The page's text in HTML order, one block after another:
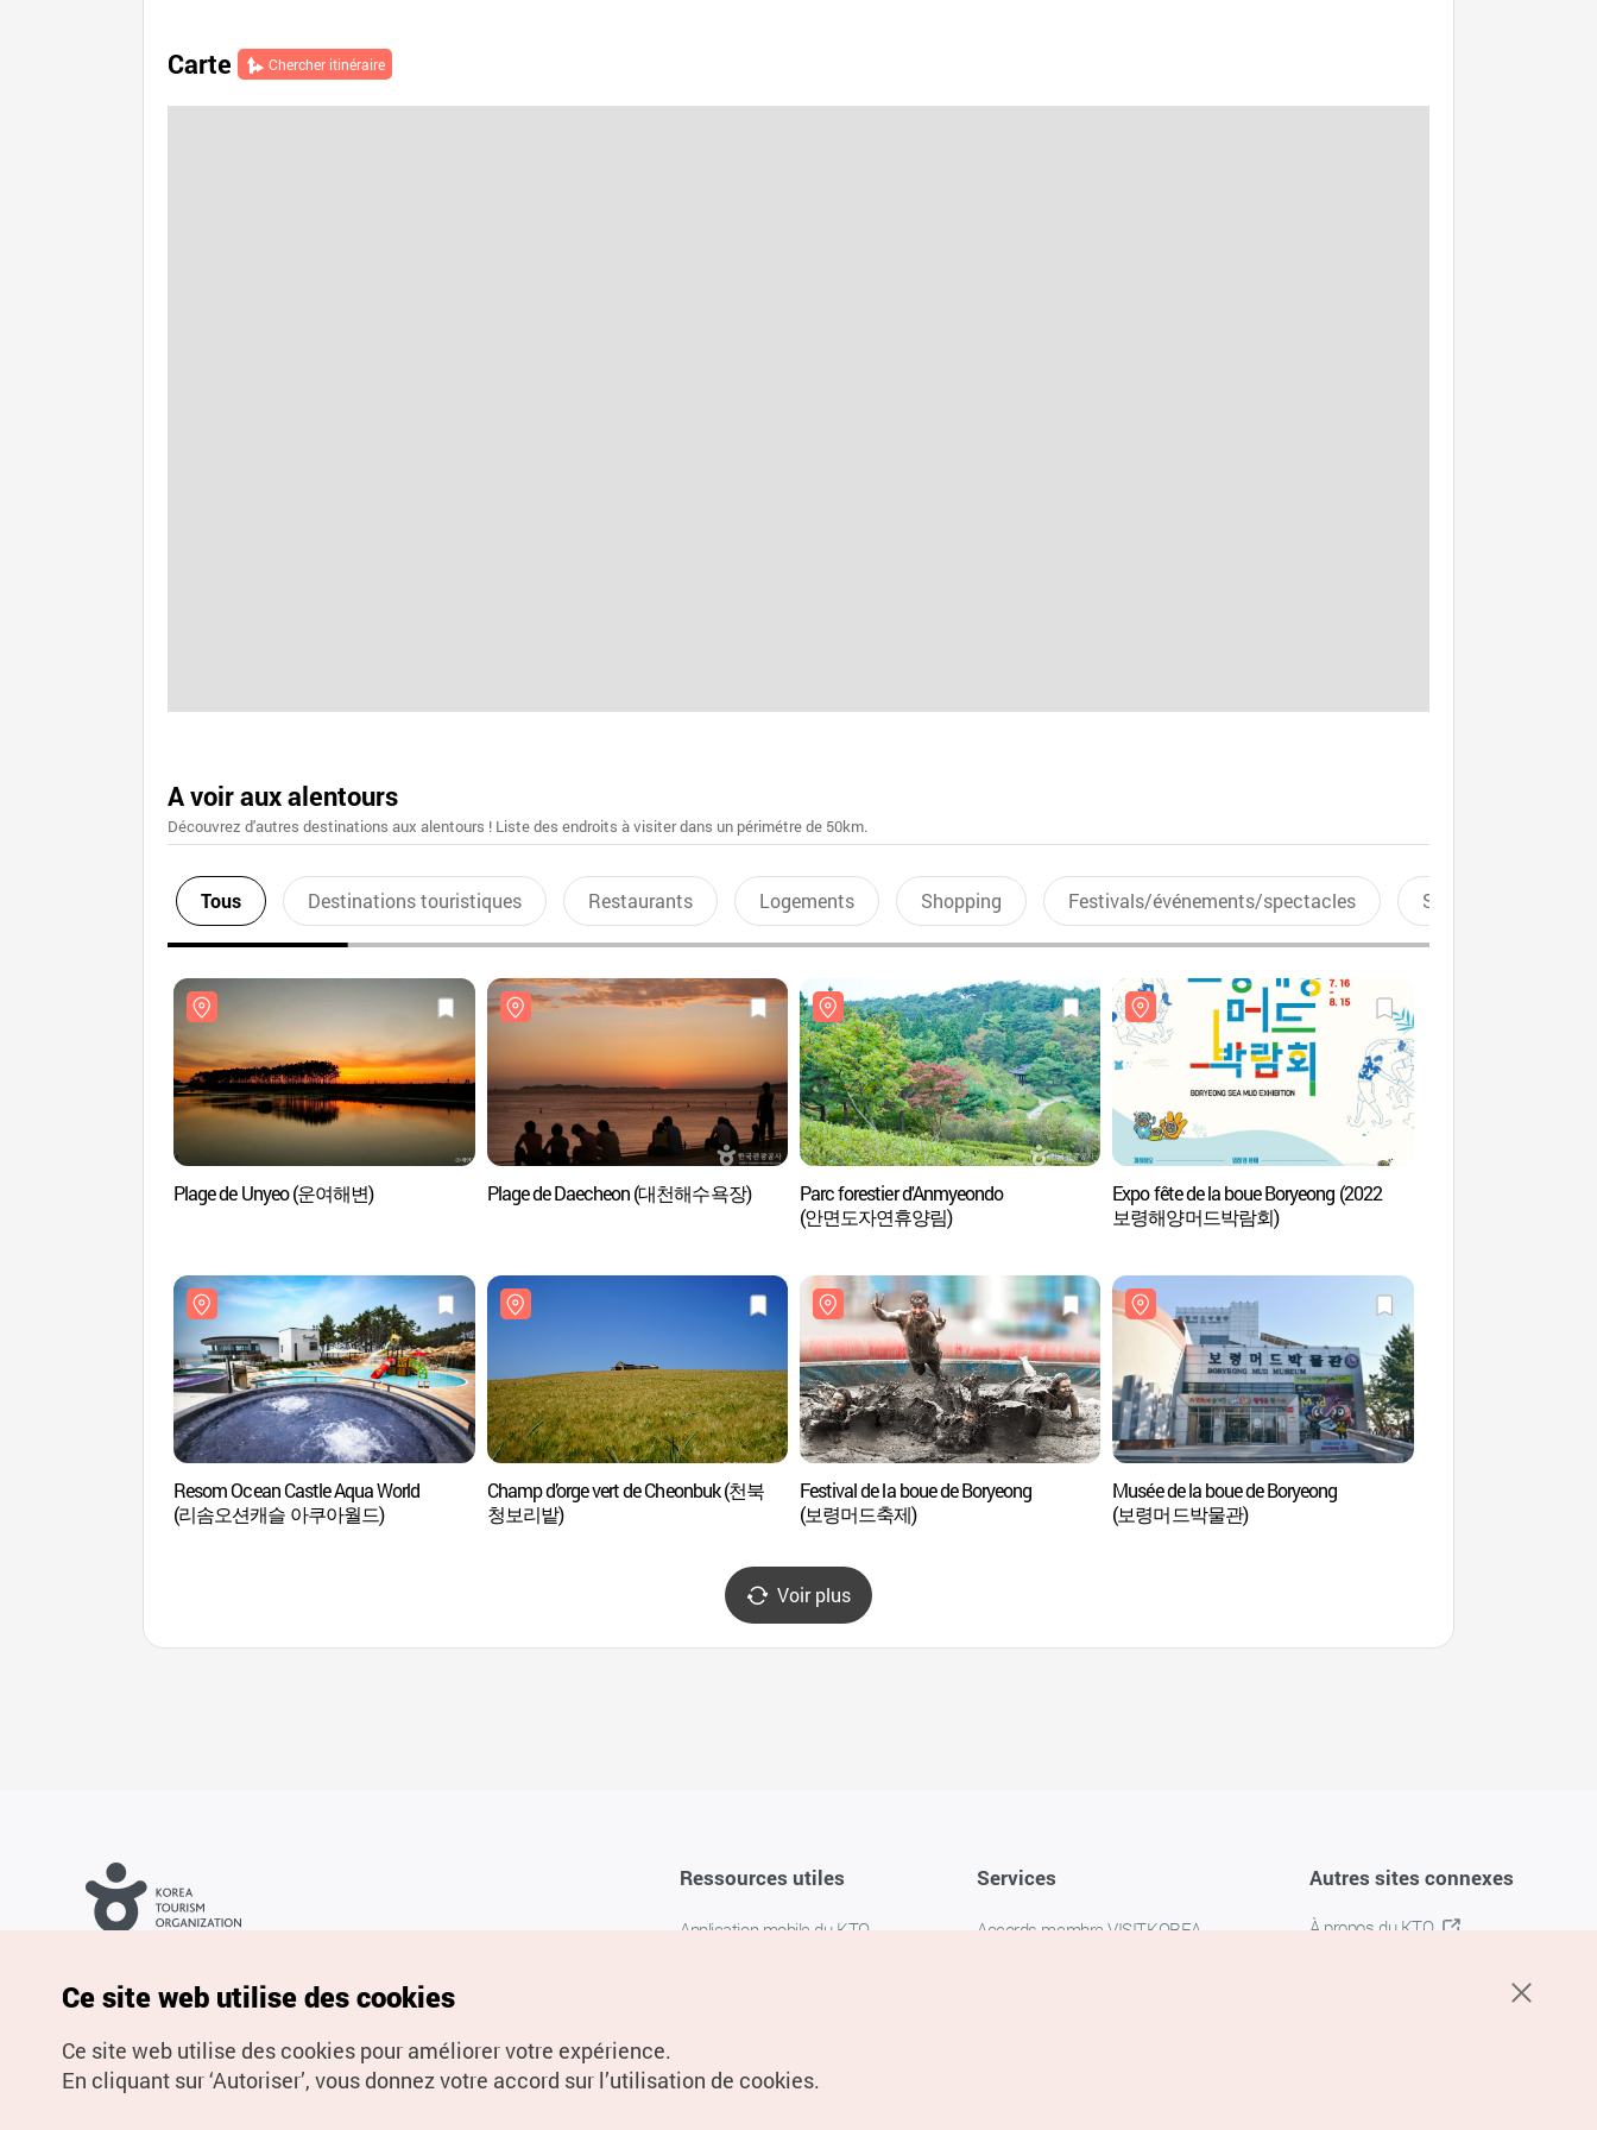
Carte Chercher itinéraire
A voir aux alentours
Découvrez d'autres destinations aux alentours ! Liste des endroits à visiter dans un périmétre de 50km.
Tous Destinations touristiques Restaurants Logements Shopping Festivals/événements/spectacles Sports aquatiques
Plage de Unyeo (운여해변) Plage de Daecheon (대천해수욕장)
Parc forestier d'Anmyeondo
(안면도자연휴양림)
Expo fête de la boue Boryeong (2022
보령해양머드박람회)
Resom Ocean Castle Aqua World
(리솜오션캐슬 아쿠아월드)
Champ d’orge vert de Cheonbuk (천북
청보리밭)
Festival de la boue de Boryeong
(보령머드축제)
Musée de la boue de Boryeong
(보령머드박물관)
Voir plus
Ressources utiles
Application mobile du KTO
Services
Accords membre VISITKOREA
Autres sites connexes
À propos du KTO
Pour les rapports d'erreurs et demandes de renseignements,
adressez vos demandes à
Ce site web utilise des cookies
Ce site web utilise des cookies pour améliorer votre expérience.
En cliquant sur ‘Autoriser’, vous donnez votre accord sur l’utilisation de cookies.